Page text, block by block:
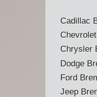
Cadillac
Chrysler
Dodge
Ford
Jeep